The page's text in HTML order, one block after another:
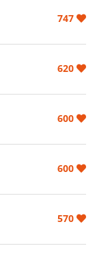
747
620
600
600
570